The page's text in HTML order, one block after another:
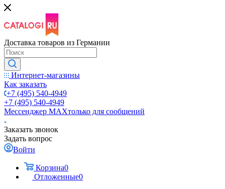
Доставка товаров из Германии
Интернет-магазины
Как заказать
+7 (495) 540-4949
+7 (495) 540-4949
Мессенджер МАХтолько для сообщений
Заказать звонок
Задать вопрос
Войти
Корзина0
Отложенные0